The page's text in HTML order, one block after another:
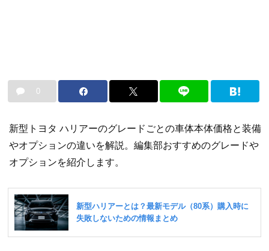
0
新型トヨタ ハリアーのグレードごとの車体本体価格と装備
やオプションの違いを解説。編集部おすすめのグレードや
オプションを紹介します。